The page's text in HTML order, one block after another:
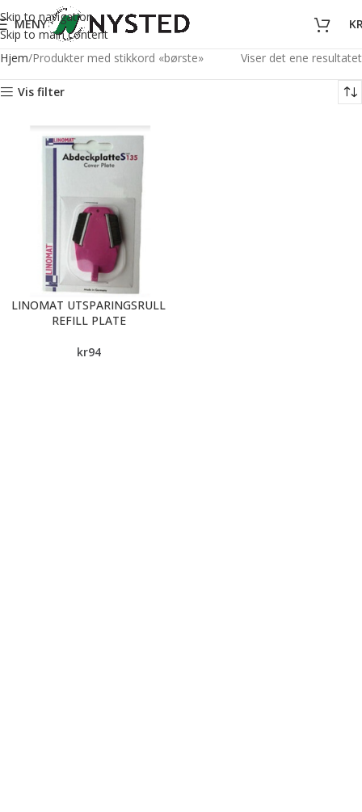
Skip to navigation
Skip to main content
MENY
Hjem Produkter med stikkord «børste» Viser det ene resultatet
Vis filter
LINOMAT UTSPARINGSRULL
REFILL PLATE
kr94